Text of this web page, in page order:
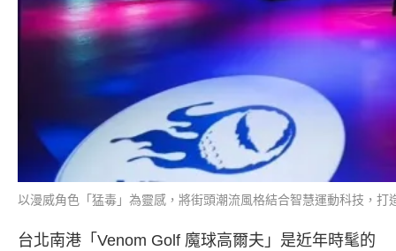
以漫威角色「猛毒」為靈感，將街頭潮流風格結合智慧運動科技，
台北南港「Venom Golf 魔球高爾夫」是近年時髦的